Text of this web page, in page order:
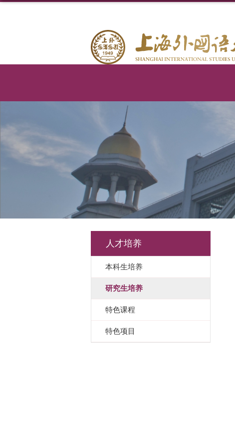
人才培养
本科生培养
研究生培养
特色课程
特色项目